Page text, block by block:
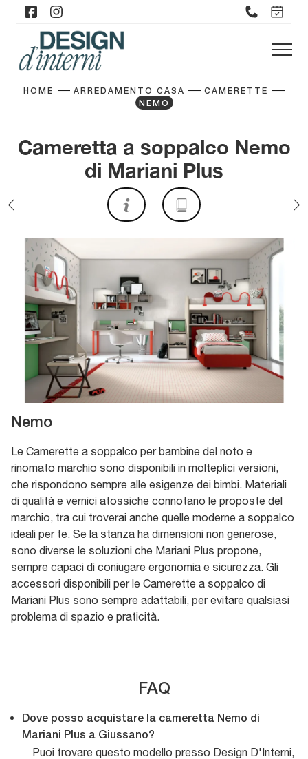
HOME ARREDAMENTO CASA
CAMERETTE
NEMO
Cameretta a soppalco Nemo
di Mariani Plus
Nemo
Le Camerette a soppalco per bambine del noto e
rinomato marchio sono disponibili in molteplici versioni,
che rispondono sempre alle esigenze dei bimbi. Materiali
di qualità e vernici atossiche connotano le proposte del
marchio, tra cui troverai anche quelle moderne a soppalco
ideali per te. Se la stanza ha dimensioni non generose,
sono diverse le soluzioni che Mariani Plus propone,
sempre capaci di coniugare ergonomia e sicurezza. Gli
accessori disponibili per le Camerette a soppalco di
Mariani Plus sono sempre adattabili, per evitare qualsiasi
problema di spazio e praticità.
FAQ
Dove posso acquistare la cameretta Nemo di
Mariani Plus a Giussano?
Puoi trovare questo modello presso Design D'Interni,